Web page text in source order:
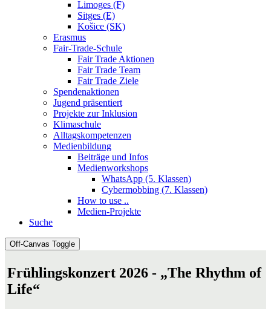
Limoges (F)
Sitges (E)
Košice (SK)
Erasmus
Fair-Trade-Schule
Fair Trade Aktionen
Fair Trade Team
Fair Trade Ziele
Spendenaktionen
Jugend präsentiert
Projekte zur Inklusion
Klimaschule
Alltagskompetenzen
Medienbildung
Beiträge und Infos
Medienworkshops
WhatsApp (5. Klassen)
Cybermobbing (7. Klassen)
How to use ..
Medien-Projekte
Suche
Off-Canvas Toggle
Frühlingskonzert 2026 - „The Rhythm of
Life“